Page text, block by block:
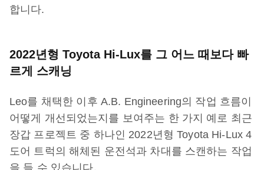
합니다.
2022년형 Toyota Hi-Lux를 그 어느 때보다 빠
르게 스캐닝
Leo를 채택한 이후 A.B. Engineering의 작업 흐름이
어떻게 개선되었는지를 보여주는 한 가지 예로 최근
장갑 프로젝트 중 하나인 2022년형 Toyota Hi-Lux 4
도어 트럭의 해체된 운전석과 차대를 스캔하는 작업